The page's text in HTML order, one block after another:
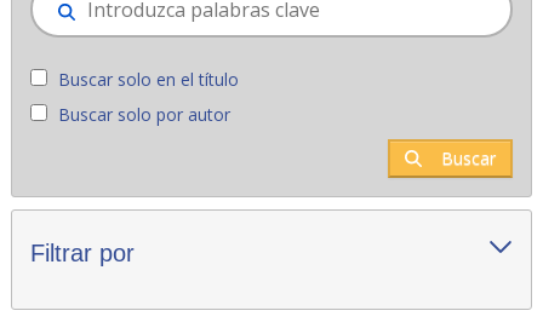
Buscar solo en el título
Buscar solo por autor
Buscar
Filtrar por